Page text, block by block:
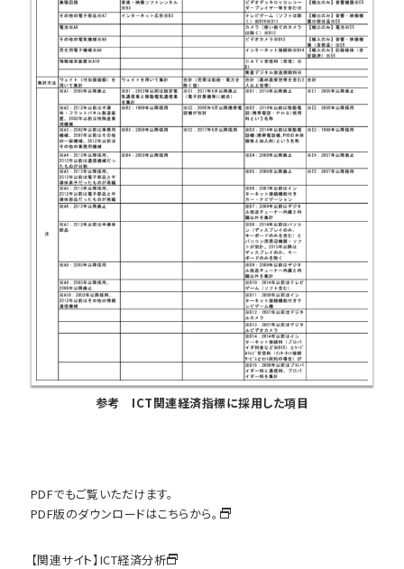
参考 ICT関連経済指標に採用した項目
PDFでもご覧いただけます。
PDF版のダウンロードはこちらから。
【関連サイト】ICT経済分析